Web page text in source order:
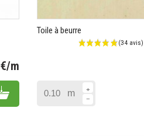
m
Add to cart
Toile à beurre
m